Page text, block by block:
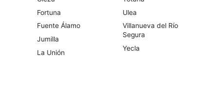
Fortuna
Fuente Álamo
Jumilla
La Unión
Ulea
Villanueva del Río
Segura
Yecla